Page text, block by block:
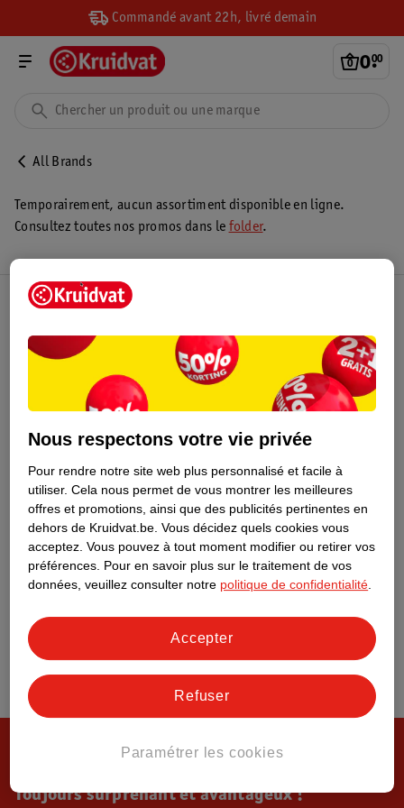
Commandé avant 22h, livré demain
0.
00
All Brands
Temporairement, aucun assortiment disponible en ligne.
Consultez toutes nos promos dans le folder.
Toujours surprenant et avantageux !
Nous respectons votre vie privée
Pour rendre notre site web plus personnalisé et facile à
utiliser. Cela nous permet de vous montrer les meilleures
offres et promotions, ainsi que des publicités pertinentes en
dehors de Kruidvat.be. Vous décidez quels cookies vous
acceptez. Vous pouvez à tout moment modifier ou retirer vos
préférences. Pour en savoir plus sur le traitement de vos
données, veuillez consulter notre politique de confidentialité
Paramétrer les cookies
Refuser
Accepter